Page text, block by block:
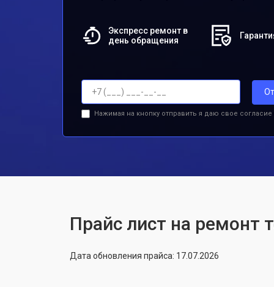
Экспресс ремонт в
день обращения
Нажимая на кнопку отправить я даю свое согласие
Прайс лист на ремонт
Дата обновления прайса: 17.07.2026